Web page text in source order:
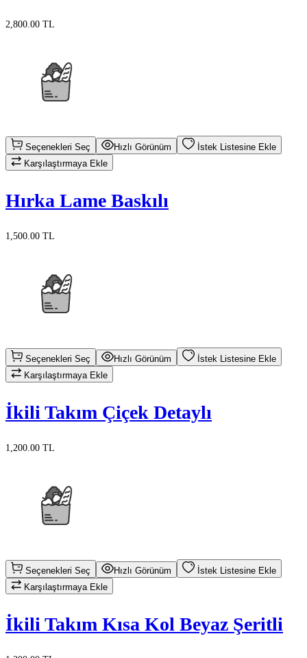
2,800.00 TL
Seçenekleri Seç Hızlı Görünüm
İstek Listesine Ekle
Karşılaştırmaya Ekle
Hırka Lame Baskılı
1,500.00 TL
Seçenekleri Seç Hızlı Görünüm
İstek Listesine Ekle
Karşılaştırmaya Ekle
İkili Takım Çiçek Detaylı
1,200.00 TL
Seçenekleri Seç Hızlı Görünüm
İstek Listesine Ekle
Karşılaştırmaya Ekle
İkili Takım Kısa Kol Beyaz Şeritli